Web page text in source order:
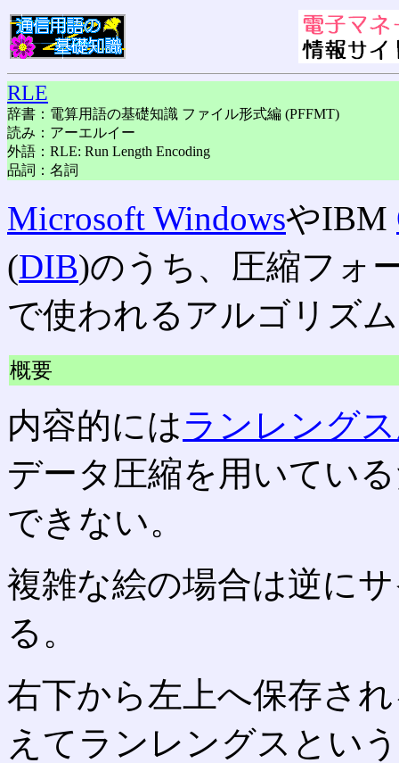
RLE
辞書：電算用語の基礎知識 ファイル形式編 (PFFMT)
読み：アーエルイー
外語：RLE: Run Length Encoding
品詞：名詞
Microsoft WindowsやIBM
(DIB)のうち、圧縮フォ
で使われるアルゴリズ
概要
内容的にはランレング
データ圧縮を用いてい
できない。
複雑な絵の場合は逆に
る。
右下から左上へ保存さ
えてランレングスという